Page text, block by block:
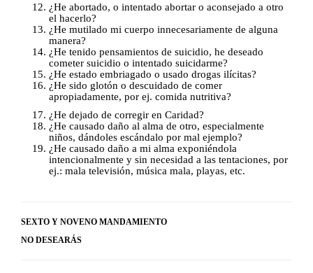
¿He abortado, o intentado abortar o aconsejado a otro
el hacerlo?
¿He mutilado mi cuerpo innecesariamente de alguna
manera?
¿He tenido pensamientos de suicidio, he deseado
cometer suicidio o intentado suicidarme?
¿He estado embriagado o usado drogas ilícitas?
¿He sido glotón o descuidado de comer
apropiadamente, por ej. comida nutritiva?
¿He dejado de corregir en Caridad?
¿He causado daño al alma de otro, especialmente
niños, dándoles escándalo por mal ejemplo?
¿He causado daño a mi alma exponiéndola
intencionalmente y sin necesidad a las tentaciones, por
ej.: mala televisión, música mala, playas, etc.
SEXTO Y NOVENO MANDAMIENTO
NO DESEARÁS